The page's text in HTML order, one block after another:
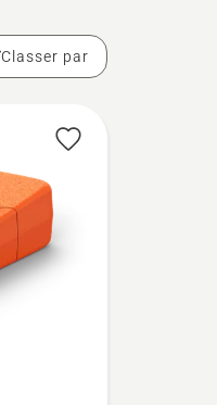
Classer par